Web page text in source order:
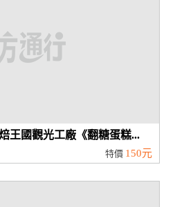
王國觀光工廠《翻糖蛋糕...
特價 150元